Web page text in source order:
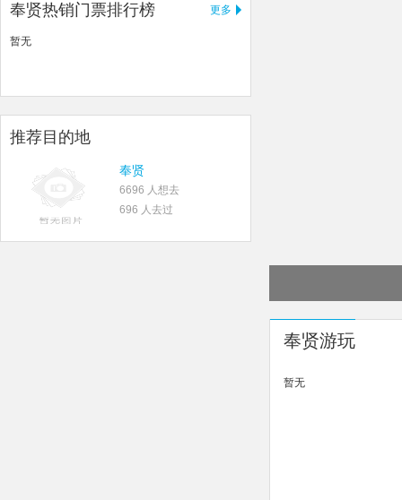
更多
奉贤热销门票排行榜
暂无
推荐目的地
奉贤
6696 人想去
696 人去过
奉贤游玩
暂无